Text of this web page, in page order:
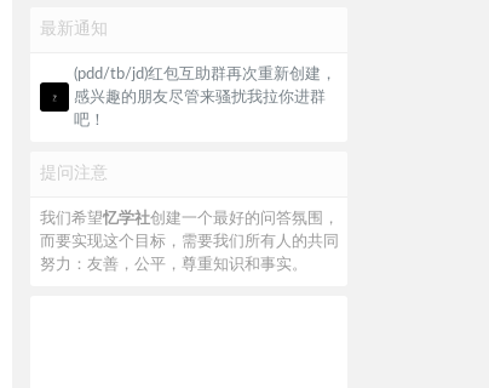
最新通知
(pdd/tb/jd)红包互助群再次重新创建，
感兴趣的朋友尽管来骚扰我拉你进群
吧！
提问注意
我们希望忆学社创建一个最好的问答氛围，
而要实现这个目标，需要我们所有人的共同
努力：友善，公平，尊重知识和事实。